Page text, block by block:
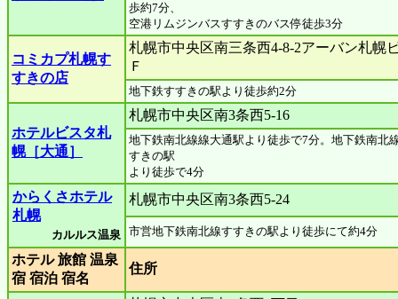
歩約7分、
空港リムジンバスすすきのバス停徒歩3分
コミカプ札幌す
すきの店
札幌市中央区南三条西4-8-2アーバン札幌
Ｆ
地下鉄すすきの駅より徒歩約2分
ホテルビスタ札
幌［大通］
札幌市中央区南3条西5-16
地下鉄南北線線大通駅より徒歩で7分。地下鉄南北
すきの駅
より徒歩で4分
からくさホテル
札幌
カルルス温泉
札幌市中央区南3条西5-24
市営地下鉄南北線すすきの駅より徒歩にて約4分
ホテル 旅館 温泉
宿 宿泊 宿名
住所